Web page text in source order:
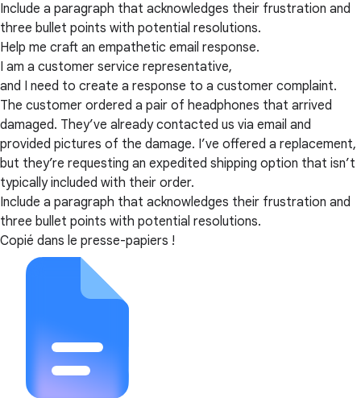
Include a paragraph that acknowledges their frustration and
three bullet points with potential resolutions.
Help me craft an empathetic email response.
I am a customer service representative,
and I need to create a response to a customer complaint.
The customer ordered a pair of headphones that arrived
damaged. They’ve already contacted us via email and
provided pictures of the damage. I’ve offered a replacement,
but they’re requesting an expedited shipping option that isn’t
typically included with their order.
Include a paragraph that acknowledges their frustration and
three bullet points with potential resolutions.
Copié dans le presse-papiers !